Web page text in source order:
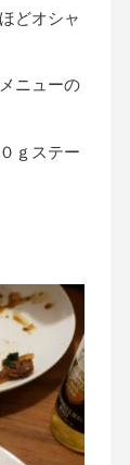
どオシャ
ニューの
ｇステー